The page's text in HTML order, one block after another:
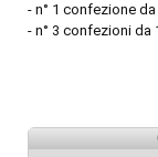
- n° 1 confezione
- n° 3 confezioni da